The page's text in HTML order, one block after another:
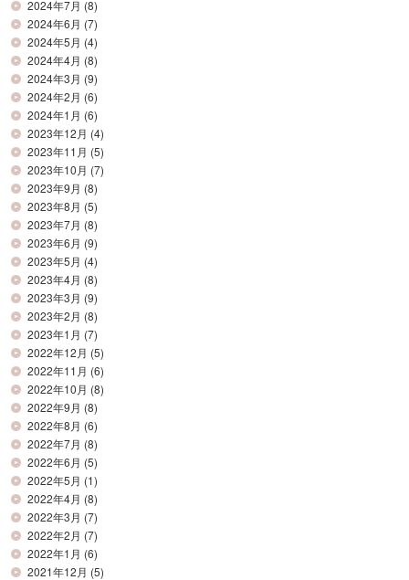
2024年7月 (8)
2024年6月 (7)
2024年5月 (4)
2024年4月 (8)
2024年3月 (9)
2024年2月 (6)
2024年1月 (6)
2023年12月 (4)
2023年11月 (5)
2023年10月 (7)
2023年9月 (8)
2023年8月 (5)
2023年7月 (8)
2023年6月 (9)
2023年5月 (4)
2023年4月 (8)
2023年3月 (9)
2023年2月 (8)
2023年1月 (7)
2022年12月 (5)
2022年11月 (6)
2022年10月 (8)
2022年9月 (8)
2022年8月 (6)
2022年7月 (8)
2022年6月 (5)
2022年5月 (1)
2022年4月 (8)
2022年3月 (7)
2022年2月 (7)
2022年1月 (6)
2021年12月 (5)